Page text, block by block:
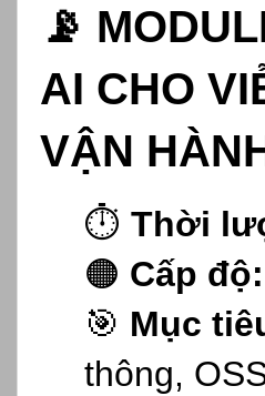
📡
AI CHO
VẬN
⏱️ Thời
🟠 Cấp độ:
🎯 Mục
thông,